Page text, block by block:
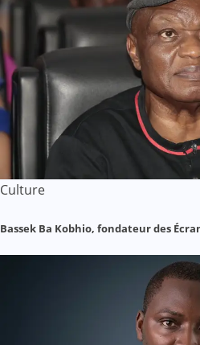
Culture
Bassek Ba Kobhio, fondateur des